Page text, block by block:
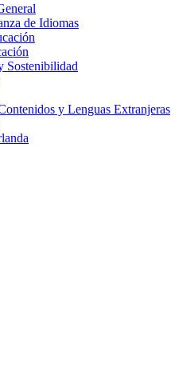
de Idiomas
Sostenibilidad
y Lenguas Extranjeras